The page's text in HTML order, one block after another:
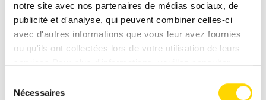
notre site avec nos partenaires de médias sociaux, de
publicité et d'analyse, qui peuvent combiner celles-ci
avec d'autres informations que vous leur avez fournies
ou qu'ils ont collectées lors de votre utilisation de leurs
Nécessaires
Vous avez des questions sur les
camping-cars Concorde ? Nous
sommes là pour vous aider !